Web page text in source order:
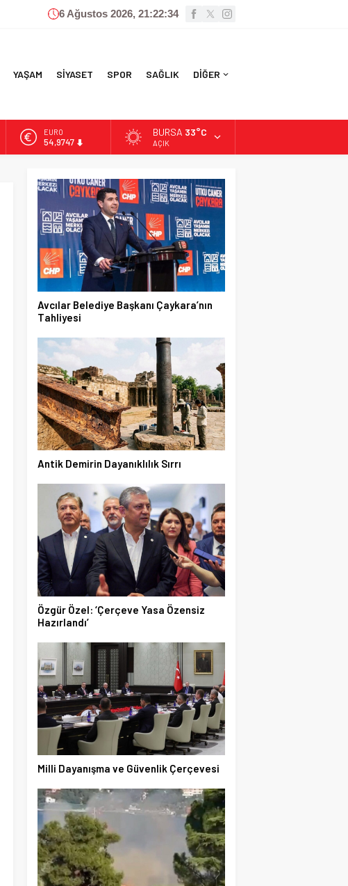
6 Ağustos 2026, 21:22:35
YAŞAM SİYASET SPOR SAĞLIK DİĞER
ALTIN
6.499,25
13.798,82
DOLAR
47,5921
EURO
54,9747
BURSA 33°C
AÇIK
Avcılar Belediye Başkanı Çaykara’nın
Tahliyesi
Antik Demirin Dayanıklılık Sırrı
Özgür Özel: ‘Çerçeve Yasa Özensiz
Hazırlandı’
Milli Dayanışma ve Güvenlik Çerçevesi